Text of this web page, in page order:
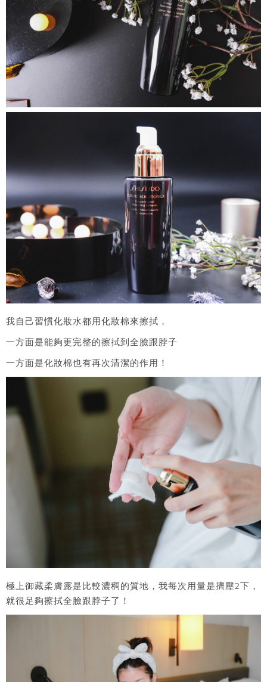
我自己習慣化妝水都用化妝棉來擦拭，
一方面是能夠更完整的擦拭到全臉跟脖子
一方面是化妝棉也有再次清潔的作用！
極上御藏柔膚露是比較濃稠的質地，我每次用量是擠壓2下，
就很足夠擦拭全臉跟脖子了！